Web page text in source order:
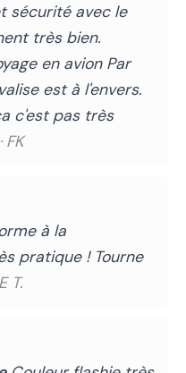
sécurité avec le
très bien.
en avion Par
est à l'envers.
c'est pas très
· FK
à la
pratique ! Tourne
T.